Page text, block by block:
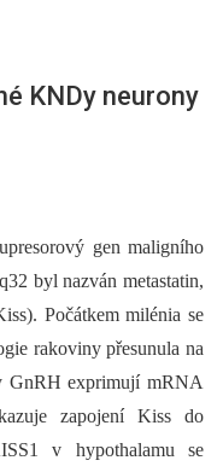
KNDy neurony
gen maligního
byl nazván metastatin,
Počátkem milénia se
rakoviny přesunula na
GnRH exprimují mRNA
zapojení Kiss do
v hypothalamu se